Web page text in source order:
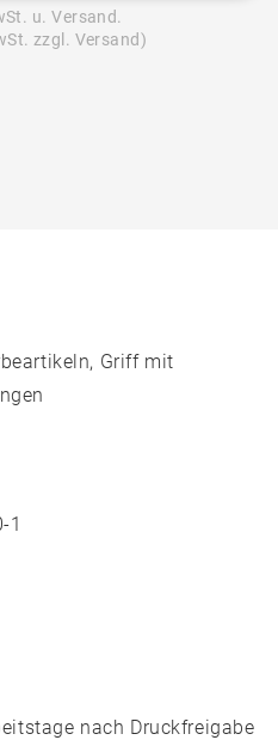
u. Versand.
zzgl. Versand)
Griff mit
1
nach Druckfreigabe